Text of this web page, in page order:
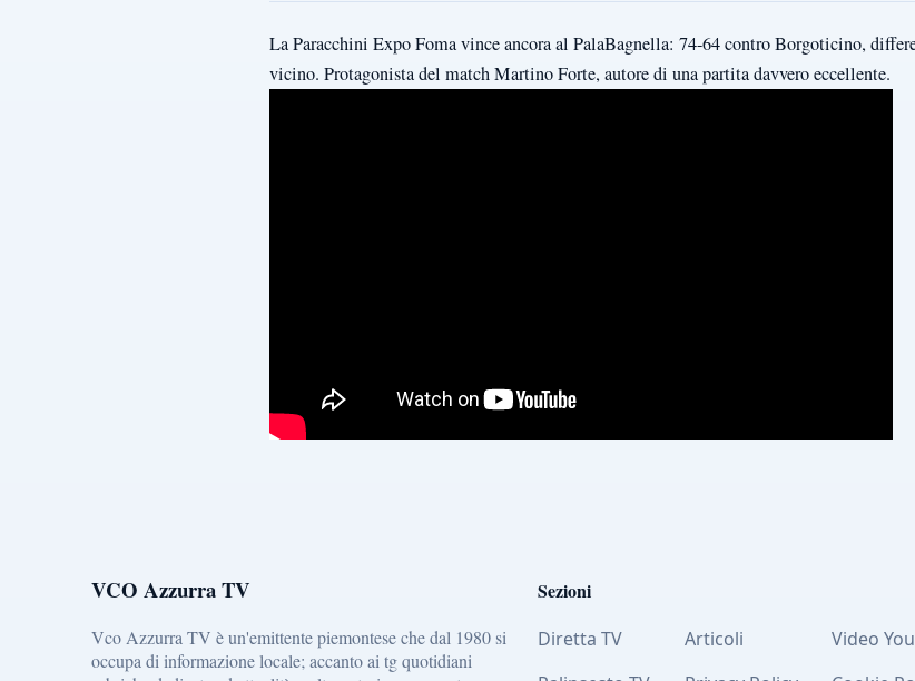
La Paracchini Expo Foma vince ancora al PalaBagnella: 74-64 contro Borgoticino,
vicino. Protagonista del match Martino Forte, autore di una partita davvero eccellente.
VCO Azzurra TV
Vco Azzurra TV è un'emittente piemontese che dal 1980 si
occupa di informazione locale; accanto ai tg quotidiani
Sezioni
Diretta TV Articoli
Video